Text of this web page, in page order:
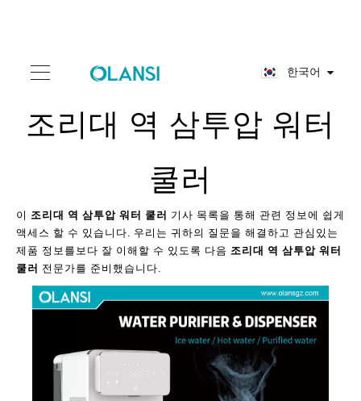
한국어
조리대 역 삼투압 워터
쿨러
이 조리대 역 삼투압 워터 쿨러 기사 목록을 통해 관련 정보에 쉽게
액세스 할 수 있습니다. 우리는 귀하의 질문을 해결하고 관심있는
제품 정보를보다 잘 이해할 수 있도록 다음 조리대 역 삼투압 워터
쿨러 전문가를 준비했습니다.